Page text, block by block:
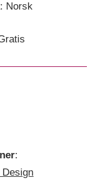
: Norsk
:
Design